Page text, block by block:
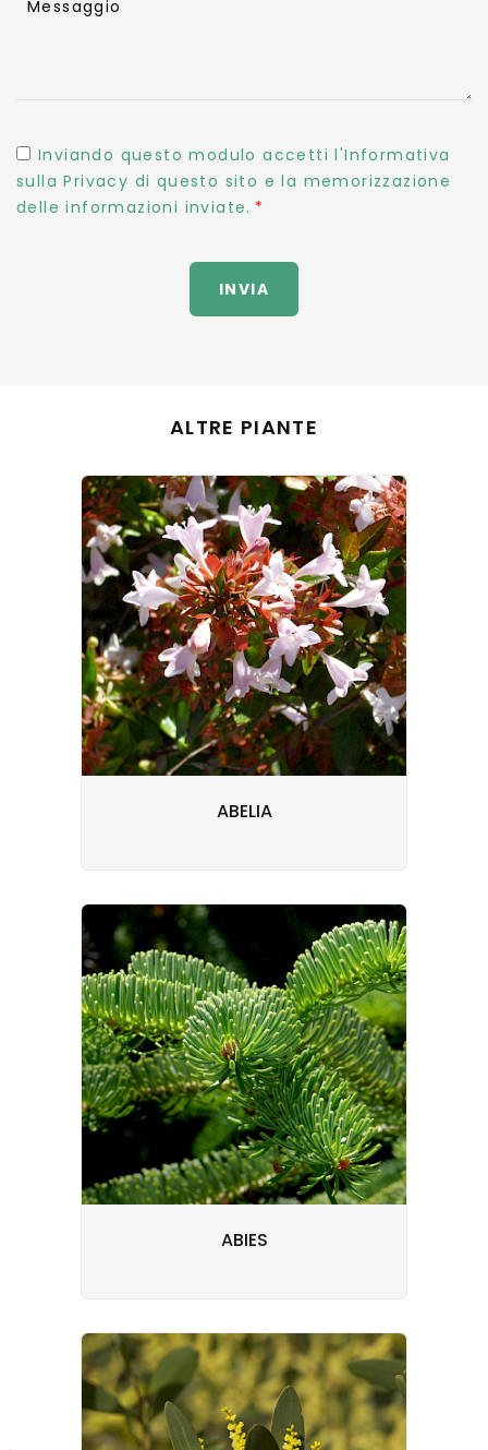
Messaggio
Inviando questo modulo accetti l'Informativa
sulla Privacy di questo sito e la memorizzazione
delle informazioni inviate.
INVIA
ALTRE PIANTE
ABELIA
ABIES